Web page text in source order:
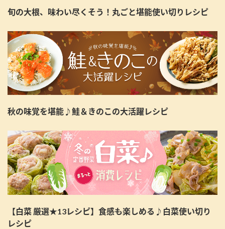
旬の大根、味わい尽くそう！丸ごと堪能使い切りレシピ
秋の味覚を堪能♪鮭＆きのこの大活躍レシピ
【白菜 厳選★13レシピ】食感も楽しめる♪白菜使い切り
レシピ